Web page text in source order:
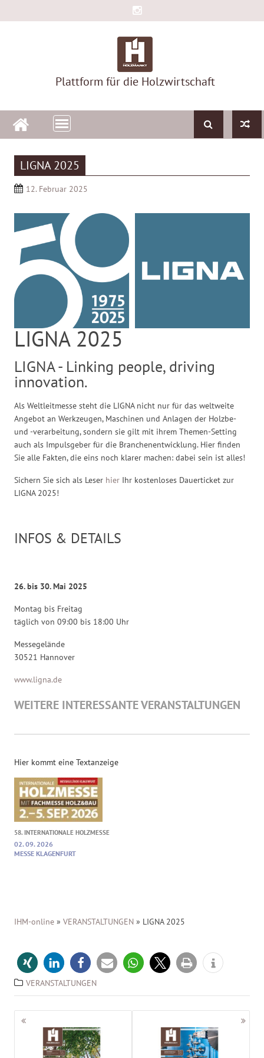
to
Plattform für die Holzwirtschaft
LIGNA 2025
12. Februar 2025
LIGNA 2025
LIGNA - Linking people, driving
innovation.
Als Weltleitmesse steht die LIGNA nicht nur für das weltweite
Angebot an Werkzeugen, Maschinen und Anlagen der Holzbe-
und -verarbeitung, sondern sie gilt mit ihrem Themen-Setting
auch als Impulsgeber für die Branchenentwicklung. Hier finden
Sie alle Fakten, die eins noch klarer machen: dabei sein ist alles!
Sichern Sie sich als Leser hier Ihr kostenloses Dauerticket zur
LIGNA 2025!
INFOS & DETAILS
26. bis 30. Mai 2025
Montag bis Freitag
täglich von 09:00 bis 18:00 Uhr
Messegelände
30521 Hannover
www.ligna.de
WEITERE INTERESSANTE VERANSTALTUNGEN
Hier kommt eine Textanzeige
58. INTERNATIONALE HOLZMESSE
02. 09. 2026
MESSE KLAGENFURT
IHM-online »VERANSTALTUNGEN » LIGNA 2025
VERANSTALTUNGEN
Beitragsnavigation